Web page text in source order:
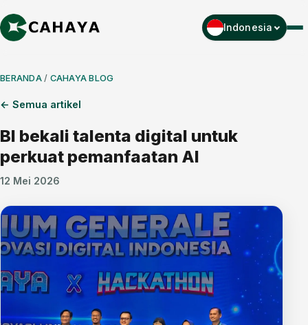
Indonesia Menu
BERANDA/ CAHAYA BLOG
← Semua artikel
BI bekali talenta digital untuk
perkuat pemanfaatan AI
12 Mei 2026